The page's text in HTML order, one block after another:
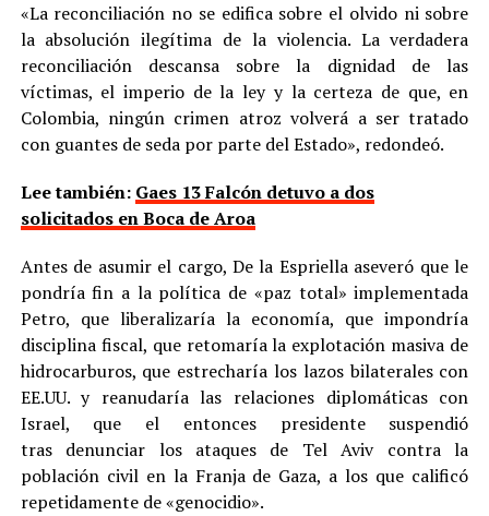
«La reconciliación no se edifica sobre el olvido ni sobre
la absolución ilegítima de la violencia. La verdadera
reconciliación descansa sobre la dignidad de las
víctimas, el imperio de la ley y la certeza de que, en
Colombia, ningún crimen atroz volverá a ser tratado
con guantes de seda por parte del Estado», redondeó.
Lee también: Gaes 13 Falcón detuvo a dos
solicitados en Boca de Aroa
Antes de asumir el cargo, De la Espriella aseveró que le
pondría fin a la política de «paz total» implementada
Petro, que liberalizaría la economía, que impondría
disciplina fiscal, que retomaría la explotación masiva de
hidrocarburos, que estrecharía los lazos bilaterales con
EE.UU. y reanudaría las relaciones diplomáticas con
Israel, que el entonces presidente suspendió
tras denunciar los ataques de Tel Aviv contra la
población civil en la Franja de Gaza, a los que calificó
repetidamente de «genocidio».